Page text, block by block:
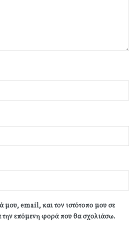
μου, email, και τον ιστότοπο μου σε
την επόμενη φορά που θα σχολιάσω.